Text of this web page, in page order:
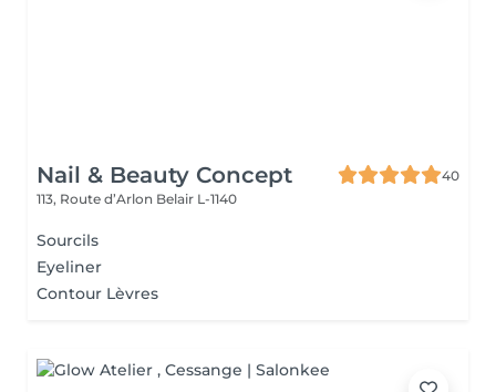
Nail & Beauty Concept
40
113, Route d’Arlon Belair L-1140
Sourcils
Eyeliner
Contour Lèvres